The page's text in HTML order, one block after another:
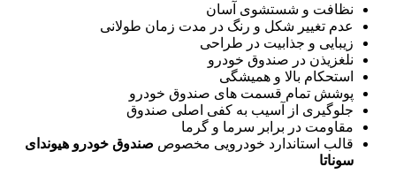
نظافت و شستشوی آسان
عدم تغییر شکل و رنگ در مدت زمان طولانی
زیبایی و جذابیت در طراحی
نلغزیذن در صندوق خودرو
استحکام بالا و همیشگی
پوشش تمام قسمت های صندوق خودرو
جلوگیری از آسیب به کفی اصلی صندوق
مقاومت در برابر سرما و گرما
قالب استاندارد خودرویی مخصوص صندوق خودرو هیوندای
سوناتا